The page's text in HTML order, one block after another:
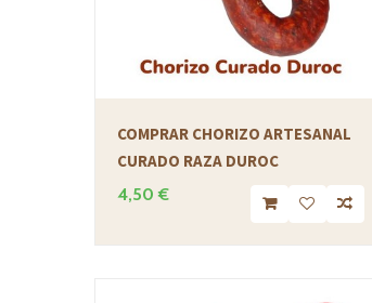
COMPRAR CHORIZO ARTESANAL
CURADO RAZA DUROC
4,50 €